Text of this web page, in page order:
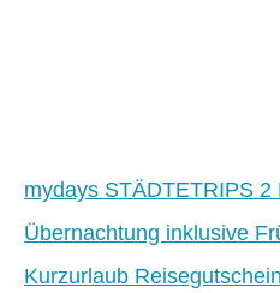
mydays STÄDTETRIPS 2
Übernachtung inklusive
Kurzurlaub